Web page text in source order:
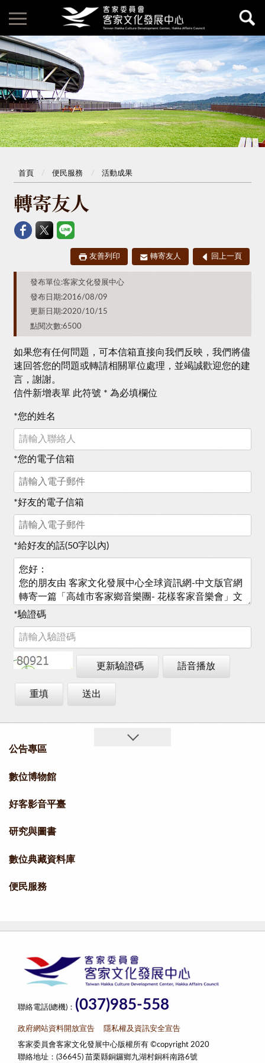
首頁 便民服務 活動成果
轉寄友人
友善列印 轉寄友人 回上一頁
發布單位:客家文化發展中心
發布日期:2016/08/09
更新日期:2020/10/15
點閱次數:6500
如果您有任何問題，可本信箱直接向我們反映，我們將儘
速回答您的問題或轉請相關單位處理，並竭誠歡迎您的建
言，謝謝。
信件新增表單 此符號 * 為必填欄位
*您的姓名
*您的電子信箱
*好友的電子信箱
*給好友的話(50字以內)
*驗證碼
更新驗證碼 語音播放
重填 送出
公告專區
數位博物館
好客影音平臺
研究與圖書
數位典藏資料庫
便民服務
聯絡電話(總機)： (037)985-558
政府網站資料開放宣告 隱私權及資訊安全宣告
客家委員會客家文化發展中心版權所有 ©copyright 2020
聯絡地址：(36645) 苗栗縣銅鑼鄉九湖村銅科南路6號